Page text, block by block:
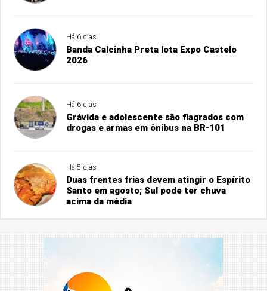
Há 6 dias
Banda Calcinha Preta lota Expo Castelo
2026
Há 6 dias
Grávida e adolescente são flagrados com
drogas e armas em ônibus na BR-101
Há 5 dias
Duas frentes frias devem atingir o Espírito
Santo em agosto; Sul pode ter chuva
acima da média